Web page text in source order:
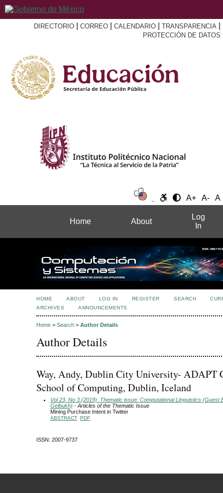
DIRECTORIO CORREO CALENDARIO TRANSPARENCIA
PROTECCIÓN DE DATOS
A+ A- A
Home About
Log
In
HOME ABOUT LOG IN REGISTER SEARCH
ARCHIVES
ANNOUNCEMENTS
Home > Search > Author Details
Author Details
Way, Andy, Dublin City University- ADAPT
School of Computing, Dublin, Iceland
Vol 23, No 3 (2019): Thematic issue: Computational Linguistics (Guest
Gelbukh) - Articles of the Thematic Issue
Mining Purchase Intent in Twitter
ABSTRACT PDF
ISSN: 2007-9737